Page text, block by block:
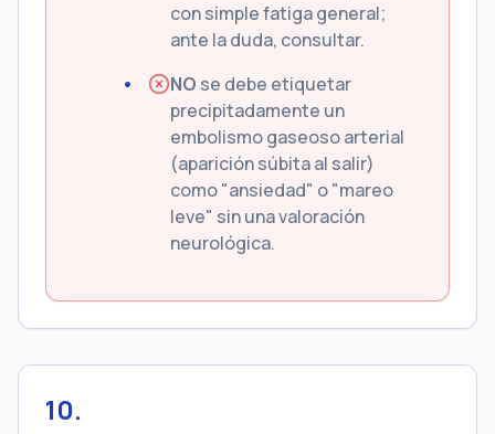
con simple fatiga general;
ante la duda, consultar.
NO se debe etiquetar
precipitadamente un
embolismo gaseoso arterial
(aparición súbita al salir)
como "ansiedad" o "mareo
leve" sin una valoración
neurológica.
10.